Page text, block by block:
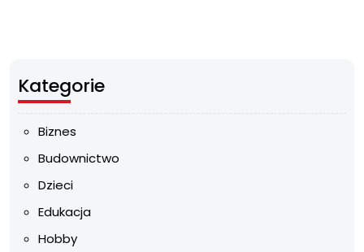
Kategorie
Biznes
Budownictwo
Dzieci
Edukacja
Hobby